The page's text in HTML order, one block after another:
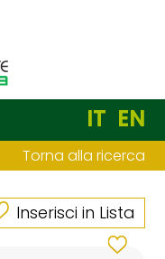
IT EN
Torna alla ricerca
Inserisci in Lista